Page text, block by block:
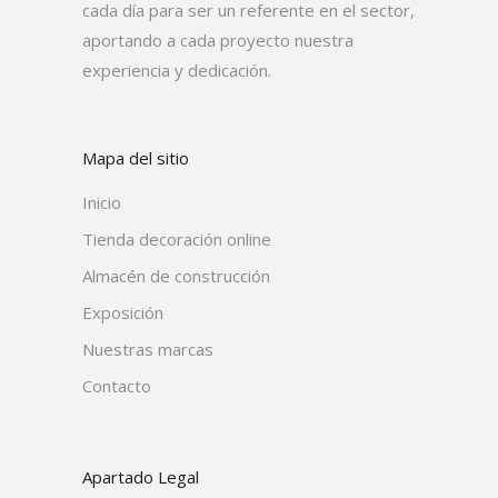
cada día para ser un referente en el sector,
aportando a cada proyecto nuestra
experiencia y dedicación.
Mapa del sitio
Inicio
Tienda decoración online
Almacén de construcción
Exposición
Nuestras marcas
Contacto
Apartado Legal